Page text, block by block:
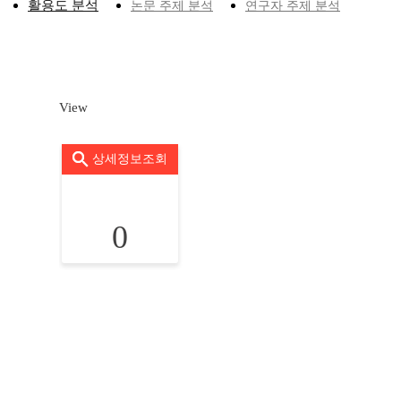
활용도 분석 논문 주제 분석 연구자 주제 분석
View
상세정보조회
0